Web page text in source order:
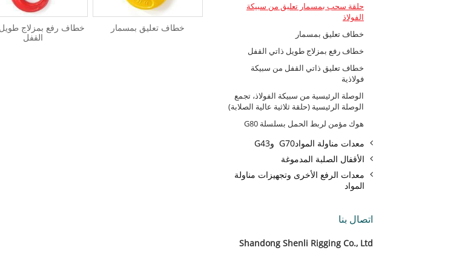
خطاف تعليق بمسمار
خطاف رفع بمزلاج
القفل
حلقة سحب بمسمار تعليق من سبيكة
الفولاذ
خطاف تعليق بمسمار
خطاف رفع بمزلاج طويل ذاتي القفل
خطاف تعليق ذاتي القفل من سبيكة
فولاذية
الوصلة الرئيسية من سبيكة الفولاذ، تجمع
الوصلة الرئيسية (حلقة ثلاثية عالية الصلابة)
هوك مؤمن لربط الحمل بسلسلة G80
معدات مناولة الموادG70 وG43
الأقفال الصلبة المدموغة
معدات الرفع الأخرى وتجهيزات مناولة
المواد
اتصال بنا
Shandong Shenli Rigging Co., Ltd